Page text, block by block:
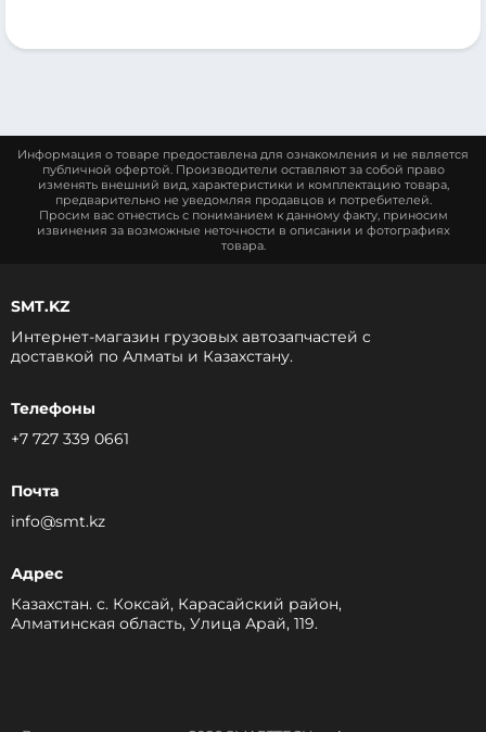
Информация о товаре предоставлена для ознакомления и не является
публичной офертой. Производители оставляют за собой право
изменять внешний вид, характеристики и комплектацию товара,
предварительно не уведомляя продавцов и потребителей.
Просим вас отнестись с пониманием к данному факту, приносим
извинения за возможные неточности в описании и фотографиях
товара.
SMT.KZ
Интернет-магазин грузовых автозапчастей c
доставкой по Алматы и Казахстану.
Телефоны
+7 727 339 0661
Почта
info@smt.kz
Адрес
Казахстан. с. Коксай, Карасайский район,
Алматинская область, Улица Арай, 119.